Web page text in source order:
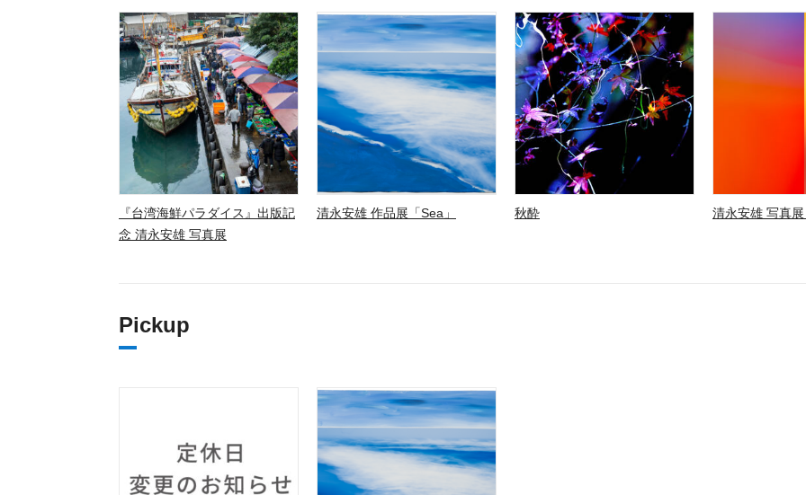
『台湾海鮮パラダイス』出版記
念 清永安雄 写真展
清永安雄 作品展「Sea」 秋酔 清永安雄 写真
Pickup